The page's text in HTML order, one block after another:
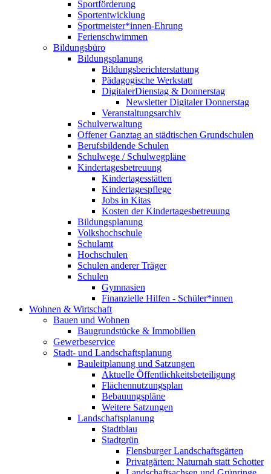
Sportförderung
Sportentwicklung
Sportmeister*innen-Ehrung
Ferienschwimmen
Bildungsbüro
Bildungsplanung
Bildungsberichterstattung
Pädagogische Werkstatt
DigitalerDienstag & Donnerstag
Newsletter Digitaler Donnerstag
Veranstaltungsarchiv
Schulverwaltung
Offener Ganztag an städtischen Grundschulen
Berufsbildende Schulen
Schulwege / Schulwegpläne
Kindertagesbetreuung
Kindertagesstätten
Kindertagespflege
Jobs in Kitas
Kosten der Kindertagesbetreuung
Bildungsplanung
Volkshochschule
Schulamt
Hochschulen
Schulen anderer Träger
Schulen
Gymnasien
Finanzielle Hilfen - Schüler*innen
Wohnen & Wirtschaft
Bauen und Wohnen
Baugrundstücke & Immobilien
Gewerbeservice
Stadt- und Landschaftsplanung
Bauleitplanung und Satzungen
Aktuelle Öffentlichkeitsbeteiligung
Flächennutzungsplan
Bebauungspläne
Weitere Satzungen
Landschaftsplanung
Stadtblau
Stadtgrün
Flensburger Landschaftsgärten
Privatgärten: Naturnah statt Schotter